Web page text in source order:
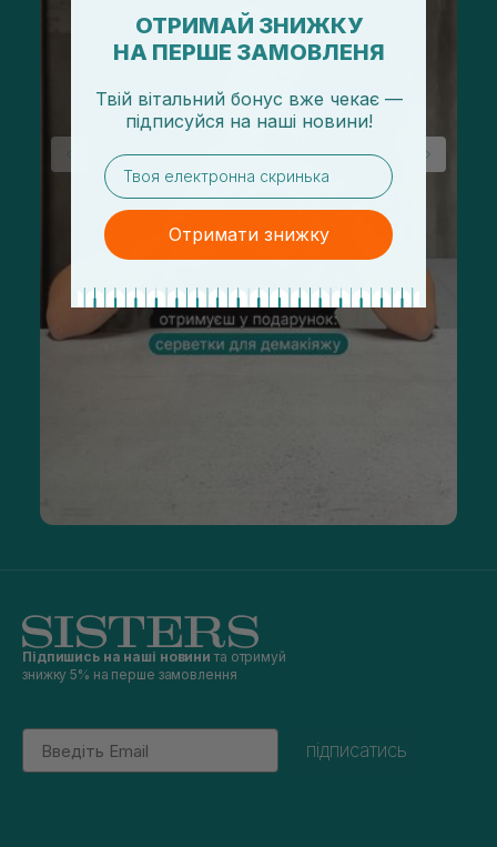
Підпишись на наші новини та отримуй
знижку 5% на перше замовлення
Email
підписатись
ОТРИМАЙ ЗНИЖКУ
НА ПЕРШЕ ЗАМОВЛЕНЯ
Твій вітальний бонус вже чекає —
підписуйся на наші новини!
email
Отримати знижку